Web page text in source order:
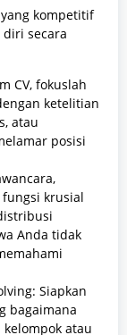
kompetitif
secara
CV, fokuslah
ketelitian
atau
posisi
krusial
Anda tidak
Siapkan
bagaimana
atau